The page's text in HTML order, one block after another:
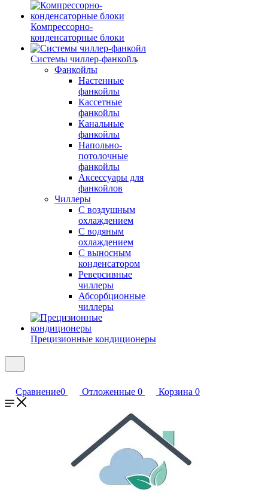
Компрессорно-
конденсаторные блоки
Системы чиллер-фанкойл
Фанкойлы
Настенные
фанкойлы
Кассетные
фанкойлы
Канальные
фанкойлы
Напольно-
потолочные
фанкойлы
Аксессуары для
фанкойлов
Чиллеры
С воздушным
охлаждением
С водяным
охлаждением
С выносным
конденсатором
Реверсивные
чиллеры
Абсорбционные
чиллеры
Прецизионные кондиционеры
Сравнение0 Отложенные 0 Корзина 0